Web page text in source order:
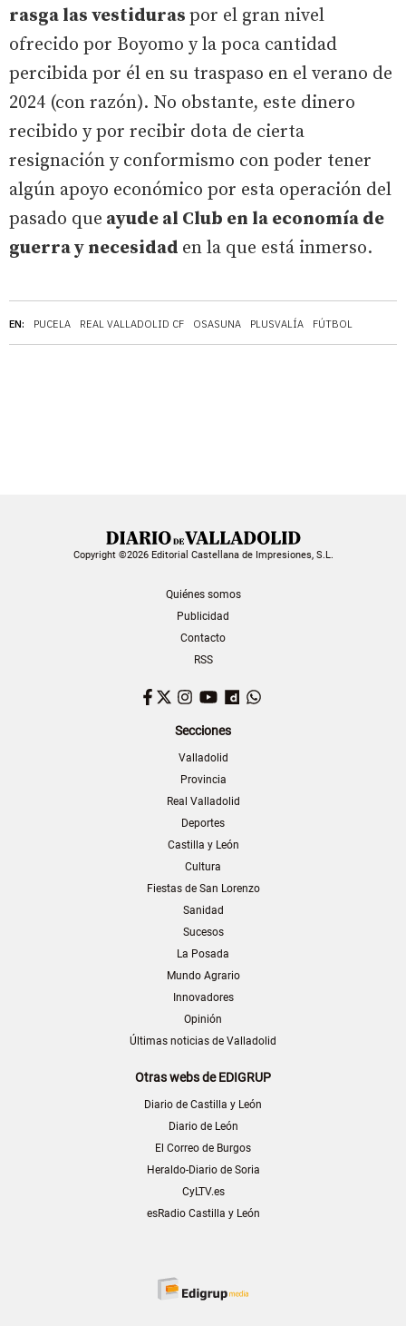
EN: PUCELA REAL VALLADOLID CF OSASUNA PLUSVALÍA FÚTBOL
rasga las vestiduras por el gran nivel
ofrecido por Boyomo y la poca cantidad
percibida por él en su traspaso en el verano de
2024 (con razón). No obstante, este dinero
recibido y por recibir dota de cierta
resignación y conformismo con poder tener
algún apoyo económico por esta operación del
pasado que ayude al Club en la economía de
guerra y necesidad en la que está inmerso.
Copyright ©2026 Editorial Castellana de Impresiones, S.L.
Quiénes somos
Publicidad
Contacto
RSS
Facebook
TwitterInstagram
YouTubeDailymotion
Secciones
Valladolid
Provincia
Real Valladolid
Deportes
Castilla y León
Cultura
Fiestas de San Lorenzo
Sanidad
Sucesos
La Posada
Mundo Agrario
Innovadores
Opinión
Últimas noticias de Valladolid
Otras webs de EDIGRUP
Diario de Castilla y León
Diario de León
El Correo de Burgos
Heraldo-Diario de Soria
CyLTV.es
esRadio Castilla y León